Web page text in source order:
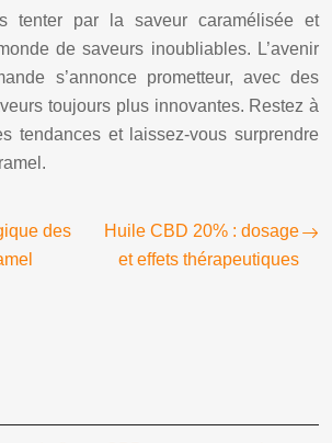
tenter par la saveur caramélisée et
de saveurs inoubliables. L’avenir
s’annonce prometteur, avec des
toujours plus innovantes. Restez à
tendances et laissez-vous surprendre
des
Huile CBD 20% : dosage
et effets thérapeutiques